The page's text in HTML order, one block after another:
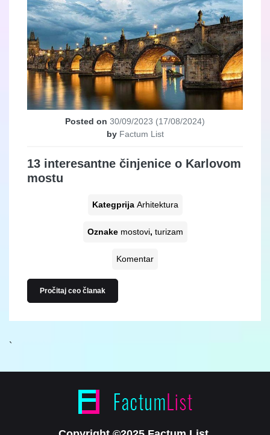
Posted on 30/09/2023 (17/08/2024)
by Factum List
13 interesantne činjenice o Karlovom
mostu
Kategprija Arhitektura
Oznake mostovi, turizam
Komentar
Pročitaj ceo članak
`